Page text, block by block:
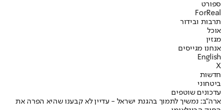
ספורט
ForReal
תרבות ובידור
אוכל
מגזין
אנחנו מגייסים
English
X
חדשות
ביטחוני
עדכונים שוטפים
ארה״ב: נמשיך לתמוך בהגנת ישראל - עדיין לא קבענו שהיא הפרה את